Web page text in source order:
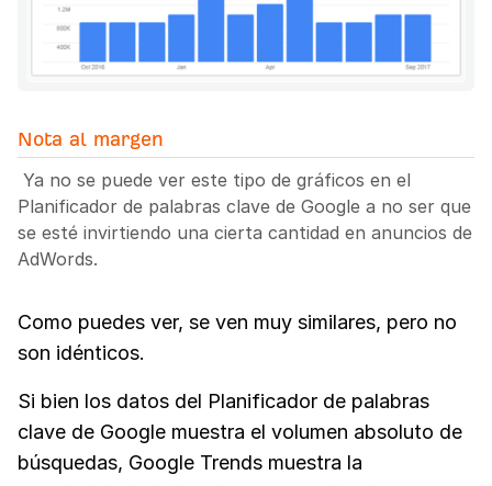
Nota al margen
Ya no se puede ver este tipo de gráficos en el
Planificador de palabras clave de Google a no ser que
se esté invirtiendo una cierta cantidad en anuncios de
AdWords.
Como puedes ver, se ven muy similares, pero no
son idénticos.
Si bien los datos del Planificador de palabras
clave de Google muestra el volumen absoluto de
búsquedas, Google Trends muestra la